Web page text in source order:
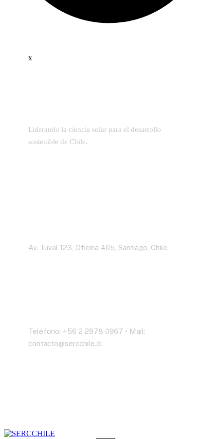
x
Liderando la ciencia solar para el desarrollo
sostenible de Chile.
Av. Tuval 123, Oficina 405, Santiago, Chile.
Teléfono: +56 2 2978 0967 • Mail:
contacto@sercchile.cl